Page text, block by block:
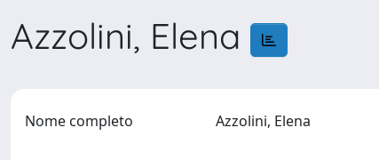
Azzolini, Elena
Nome completo Azzolini, Elena